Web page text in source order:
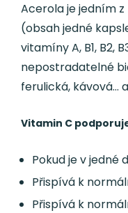
Acerola je jedním
(obsah jedné
vitamíny A, B1, B2,
nepostradatelné
ferulická, kávová…
Vitamin C
Pokud je v jedné
Přispívá k
Přispívá k